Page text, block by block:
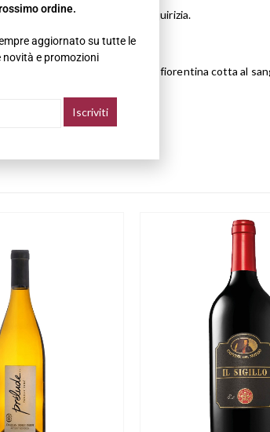
vaniglia, ciliegia, lampone e liquirizia.
con la bistecca alla fiorentina cotta al
ordine.
aggiornato su tutte le
novità e promozioni